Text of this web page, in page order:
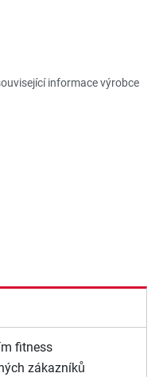
informace výrobce
fitness
zákazníků